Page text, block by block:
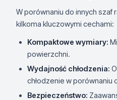
W porównaniu do innych szaf
kilkoma kluczowymi cechami:
Kompaktowe wymiary:
powierzchni.
Wydajność chłodzenia:
chłodzenie w porównaniu
Bezpieczeństwo: